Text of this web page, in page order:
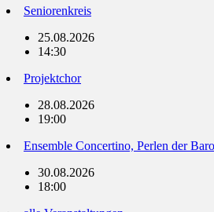
Seniorenkreis
25.08.2026
14:30
Projektchor
28.08.2026
19:00
Ensemble Concertino, Perlen der
30.08.2026
18:00